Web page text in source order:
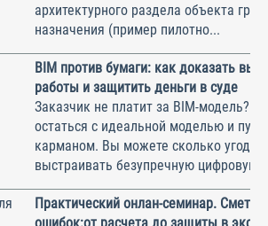
архитектурного раздела объекта
назначения (пример пилотно...
BIM против бумаги: как доказать
работы и защитить деньги в суде
Заказчик не платит за BIM-модель?
остаться с идеальной моделью и
карманом. Вы можете сколько угодно
выстраивать безупречную цифровую
Практический онлан-семинар. Сметы